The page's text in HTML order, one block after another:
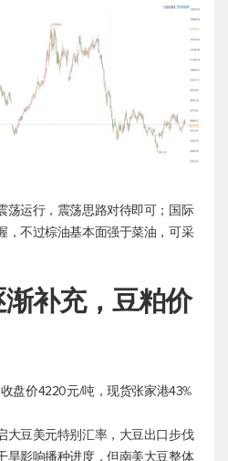
荡运行，震荡思路对待即可；国际
，不过棕油基本面强于菜油，可采
补充，豆粕价
盘价4220元/吨，现货张家港43%
大豆美元特别汇率，大豆出口步伐
旱影响播种进度，但南美大豆整体